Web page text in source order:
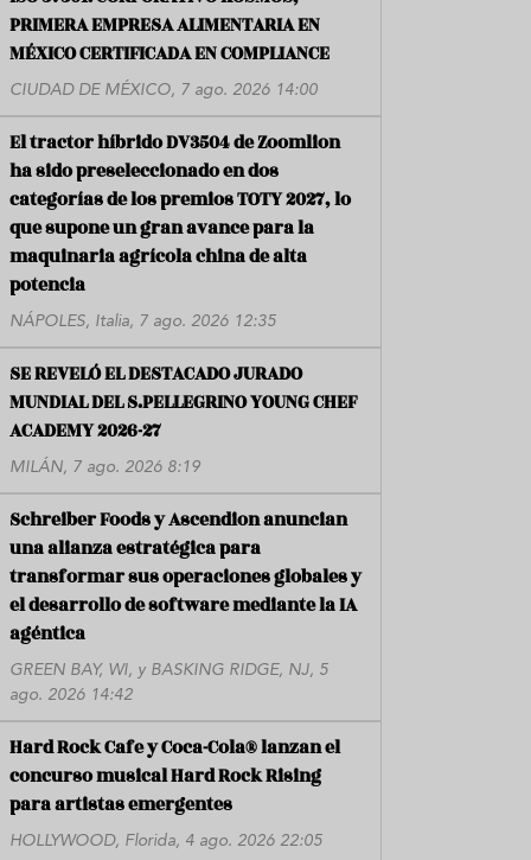
PRIMERA EMPRESA ALIMENTARIA EN
MÉXICO CERTIFICADA EN COMPLIANCE
CIUDAD DE MÉXICO, 7 ago. 2026 14:00
El tractor híbrido DV3504 de Zoomlion
ha sido preseleccionado en dos
categorías de los premios TOTY 2027, lo
que supone un gran avance para la
maquinaria agrícola china de alta
potencia
NÁPOLES, Italia, 7 ago. 2026 12:35
SE REVELÓ EL DESTACADO JURADO
MUNDIAL DEL S.PELLEGRINO YOUNG CHEF
ACADEMY 2026-27
MILÁN, 7 ago. 2026 8:19
Schreiber Foods y Ascendion anuncian
una alianza estratégica para
transformar sus operaciones globales y
el desarrollo de software mediante la IA
agéntica
GREEN BAY, WI, y BASKING RIDGE, NJ, 5
ago. 2026 14:42
Hard Rock Cafe y Coca-Cola® lanzan el
concurso musical Hard Rock Rising
para artistas emergentes
HOLLYWOOD, Florida, 4 ago. 2026 22:05